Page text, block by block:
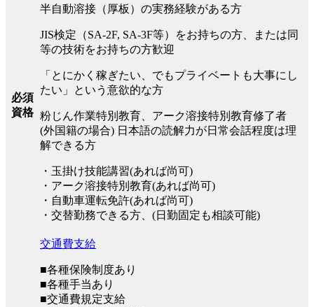
必須
資格
半自動溶接（厚板）の実務経験がある方
JIS検定（SA-2F, SA-3F等）をお持ちの方、または同
等の技術をお持ちの方歓迎
「とにかく稼ぎたい、でもプライベートも大事にし
たい」という意欲的な方
粉じん作業特別教育、アーク溶接特別教育修了者
(外国籍の場合) 日本語の読解力が日常会話程度は理
解できる方
・玉掛け技能講習(あれば尚可)
・アーク溶接特別教育(あれば尚可)
・自動車運転免許(あれば尚可)
・交替勤務できる方、(日勤固定も相談可能)
交通費支給
■各種保険制度あり
■各種手当あり
■交通費規定支給